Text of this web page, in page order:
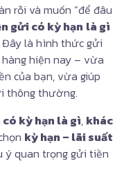
rỗi và muốn “để đâu
gửi có kỳ hạn là gì
là hình thức gửi
hiện nay – vừa
của bạn, vừa giúp
thông thường.
kỳ hạn là gì, khác
kỳ hạn – lãi suất
quan trọng gửi tiền